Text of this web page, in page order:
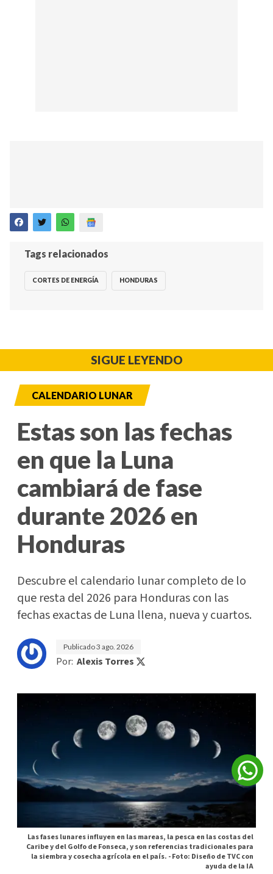
Tags relacionados
CORTES DE ENERGÍA HONDURAS
SIGUE LEYENDO
CALENDARIO LUNAR
Estas son las fechas
en que la Luna
cambiará de fase
durante 2026 en
Honduras
Descubre el calendario lunar completo de lo
que resta del 2026 para Honduras con las
fechas exactas de Luna llena, nueva y cuartos.
Publicado3 ago. 2026
Por: Alexis Torres
Las fases lunares influyen en las mareas, la pesca en las costas del
Caribe y del Golfo de Fonseca, y son referencias tradicionales para
la siembra y cosecha agrícola en el país. -Foto: Diseño de TVC con
ayuda de la IA